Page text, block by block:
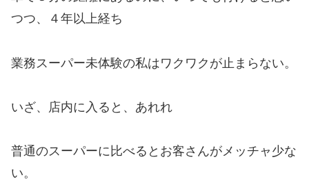
つつ、４年以上経ち
業務スーパー未体験の私はワクワクが止まらない。
いざ、店内に入ると、あれれ
普通のスーパーに比べるとお客さんがメッチャ少な
い。